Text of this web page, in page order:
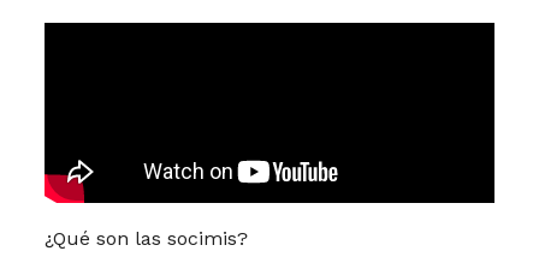
¿Qué son las socimis?